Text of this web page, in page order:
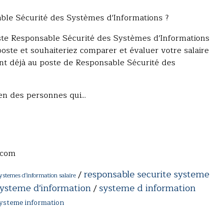
Sécurité des Systèmes d'Informations ?
Responsable Sécurité des Systèmes d'Informations
et souhaiteriez comparer et évaluer votre salaire
déjà au poste de Responsable Sécurité des
des personnes qui...
d'information salaire /responsable securite systeme
d'information/systeme d information
information